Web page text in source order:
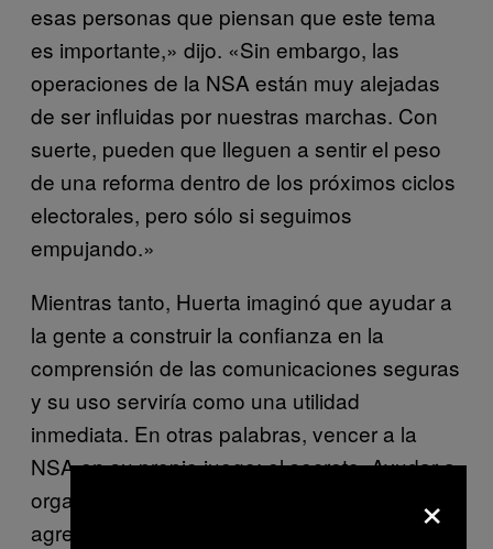
esas personas que piensan que este tema
es importante,» dijo. «Sin embargo, las
operaciones de la NSA están muy alejadas
de ser influidas por nuestras marchas. Con
suerte, pueden que lleguen a sentir el peso
de una reforma dentro de los próximos ciclos
electorales, pero sólo si seguimos
empujando.»
Mientras tanto, Huerta imaginó que ayudar a
la gente a construir la confianza en la
comprensión de las comunicaciones seguras
y su uso serviría como una utilidad
inmediata. En otras palabras, vencer a la
NSA en su propio juego: el secreto. Ayudar a
organizar
agregó Huerta.
×